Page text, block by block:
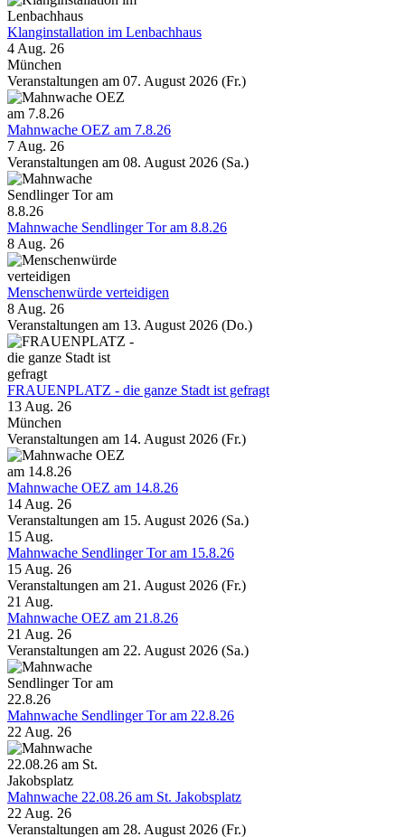
Klanginstallation im Lenbachhaus
4 Aug. 26
München
Veranstaltungen am 07. August 2026 (Fr.)
Mahnwache OEZ am 7.8.26
7 Aug. 26
Veranstaltungen am 08. August 2026 (Sa.)
Mahnwache Sendlinger Tor am 8.8.26
8 Aug. 26
Menschenwürde verteidigen
8 Aug. 26
Veranstaltungen am 13. August 2026 (Do.)
FRAUENPLATZ - die ganze Stadt ist gefragt
13 Aug. 26
München
Veranstaltungen am 14. August 2026 (Fr.)
Mahnwache OEZ am 14.8.26
14 Aug. 26
Veranstaltungen am 15. August 2026 (Sa.)
15 Aug.
Mahnwache Sendlinger Tor am 15.8.26
15 Aug. 26
Veranstaltungen am 21. August 2026 (Fr.)
21 Aug.
Mahnwache OEZ am 21.8.26
21 Aug. 26
Veranstaltungen am 22. August 2026 (Sa.)
Mahnwache Sendlinger Tor am 22.8.26
22 Aug. 26
Mahnwache 22.08.26 am St. Jakobsplatz
22 Aug. 26
Veranstaltungen am 28. August 2026 (Fr.)